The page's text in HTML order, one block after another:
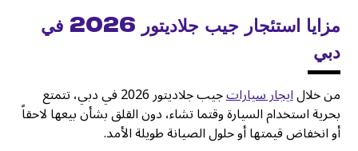
مزايا استئجار جيب جلاديتور 2026 في
دبي
من خلالايجار سيارات جيب جلاديتور 2026 في دبي، تتمتع
بحرية استخدام السيارة وقتما تشاء، دون القلق بشأن بيعها لاحقاً
أو انخفاض قيمتها أو حلول الصيانة طويلة الأمد.